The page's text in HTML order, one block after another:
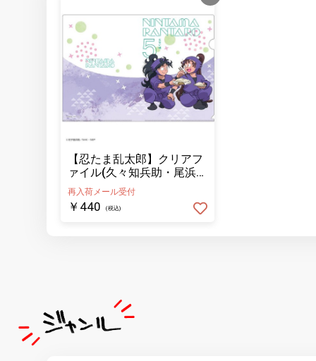
【忍たま乱太郎】クリアフ
ァイル(久々知兵助・尾浜勘
右衛門)
再入荷メール受付
￥440 (税込)